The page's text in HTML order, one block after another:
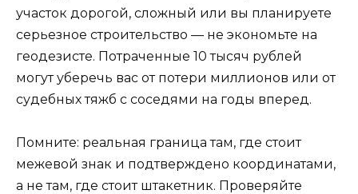
участок дорогой, сложный или вы планируете
серьезное строительство — не экономьте на
геодезисте. Потраченные 10 тысяч рублей
могут уберечь вас от потери миллионов или от
судебных тяжб с соседями на годы вперед.
Помните: реальная граница там, где стоит
межевой знак и подтверждено координатами,
а не там, где стоит штакетник. Проверяйте